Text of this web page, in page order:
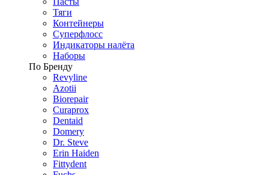
Тяги
Контейнеры
Суперфлосс
Индикаторы налёта
Наборы
По Бренду
Revyline
Azotii
Biorepair
Curaprox
Dentaid
Domery
Dr. Steve
Erin Haiden
Fittydent